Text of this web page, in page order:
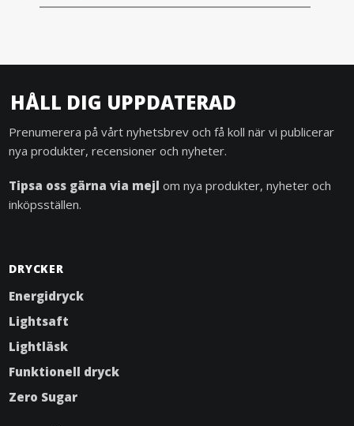
HÅLL DIG UPPDATERAD
Prenumerera på vårt nyhetsbrev och få koll när vi publicerar
nya produkter, recensioner och nyheter.
Tipsa oss gärna via mejl om nya produkter, nyheter och
inköpsställen.
DRYCKER
Energidryck
Lightsaft
Lightläsk
Funktionell dryck
Zero Sugar